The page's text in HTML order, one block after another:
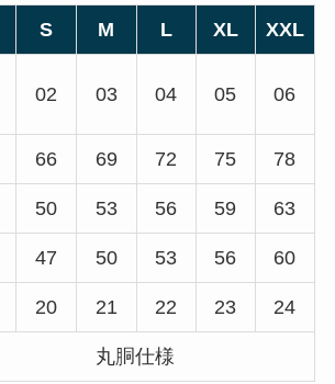
S M L XL XXL
02 03 04 05 06
66 69 72 75 78
50 53 56 59 63
47 50 53 56 60
20 21 22 23 24
丸胴仕様